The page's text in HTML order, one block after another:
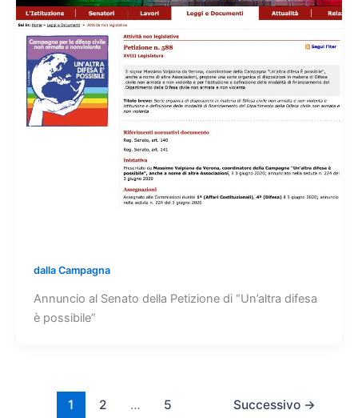
dalla Campagna
Annuncio al Senato della Petizione di “Un’altra difesa
è possibile”
1 2 … 5 Successivo →